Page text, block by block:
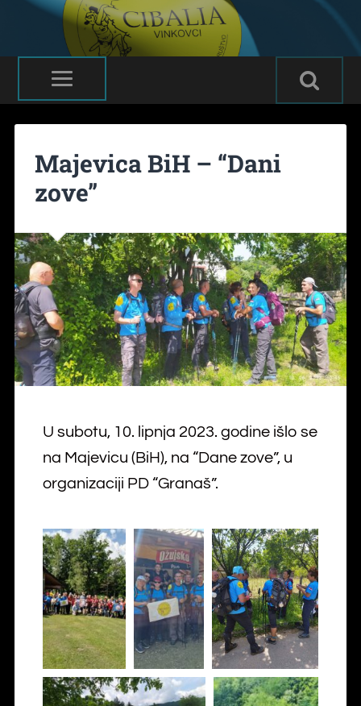
Majevica BiH – “Dani
zove”
U subotu, 10. lipnja 2023. godine išlo se
na Majevicu (BiH), na “Dane zove”, u
organizaciji PD “Granaš”.